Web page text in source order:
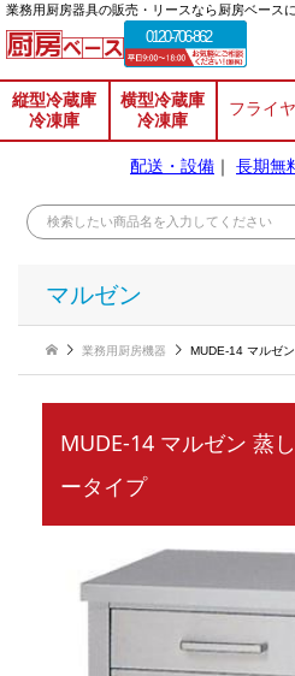
業務⽤厨房器具の販売・リースなら厨房ベース
0120-706-862
縦型冷蔵庫
冷凍庫
横型冷蔵庫
冷凍庫
フライ
配送・設備 ｜ 長期無
マルゼン
業務用厨房機器 MUDE-14 マルゼ
MUDE-14 マルゼン 蒸
ータイプ